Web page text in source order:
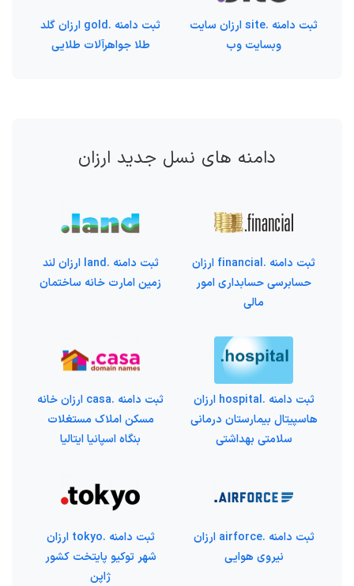
ثبت دامنه .site ارزان سایت
وبسایت وب
ثبت دامنه .gold ارزان گلد
طلا جواهرآلات طلایی
دامنه های نسل جدید ارزان
ثبت دامنه .financial ارزان
حسابرسی حسابداری امور
مالی
ثبت دامنه .land ارزان لند
زمین امارت خانه ساختمان
ثبت دامنه .hospital ارزان
هاسپیتال بیمارستان درمانی
سلامتی بهداشتی
ثبت دامنه .casa ارزان خانه
مسکن املاک مستغلات
بنگاه اسپانیا ایتالیا
ثبت دامنه .airforce ارزان
نیروی هوایی
ثبت دامنه .tokyo ارزان
شهر توکیو پایتخت کشور
ژاپن